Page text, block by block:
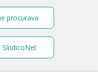
procurava